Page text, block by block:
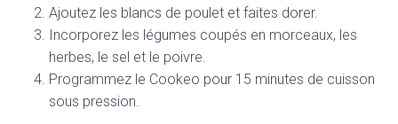
Ajoutez les blancs de poulet et faites dorer.
Incorporez les légumes coupés en morceaux, les
herbes, le sel et le poivre.
Programmez le Cookeo pour 15 minutes de cuisson
sous pression.